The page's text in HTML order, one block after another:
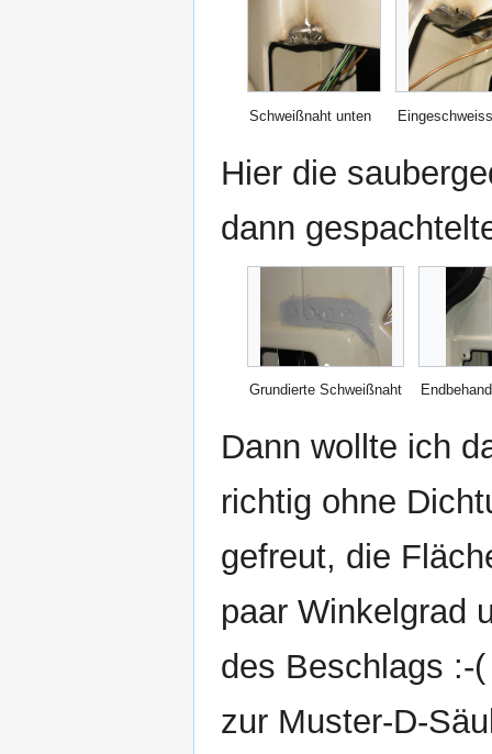
Schweißnaht unten
Hier die
dann
Grundierte Schweißnaht
Dann wollte ich
richtig ohne
gefreut, die
paar Winkelgrad
des Beschlags :-
zur Muster-D-